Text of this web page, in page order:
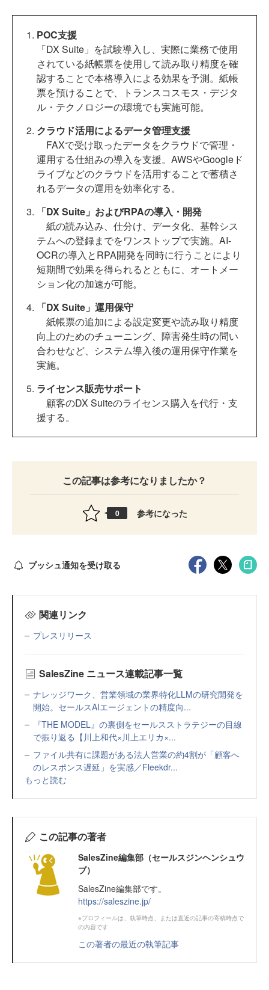
POC支援
「DX Suite」を試験導入し、実際に業務で使用
されている紙帳票を使用して読み取り精度を確
認することで本格導入による効果を予測。紙帳
票を預けることで、トランスコスモス・デジタ
ル・テクノロジーの環境でも実施可能。
クラウド活用によるデータ管理支援
FAXで受け取ったデータをクラウドで管理・
運用する仕組みの導入を支援。AWSやGoogleド
ライブなどのクラウドを活用することで蓄積さ
れるデータの運用を効率化する。
「DX Suite」およびRPAの導入・開発
紙の読み込み、仕分け、データ化、基幹シス
テムへの登録までをワンストップで実施。AI-
OCRの導入とRPA開発を同時に行うことにより
短期間で効果を得られるとともに、オートメー
ション化の加速が可能。
「DX Suite」運用保守
紙帳票の追加による設定変更や読み取り精度
向上のためのチューニング、障害発生時の問い
合わせなど、システム導入後の運用保守作業を
実施。
ライセンス販売サポート
顧客のDX Suiteのライセンス購入を代行・支
援する。
この記事は参考になりましたか？
0 参考になった
プッシュ通知を受け取る
関連リンク
プレスリリース
SalesZine ニュース連載記事一覧
ナレッジワーク、営業領域の業界特化LLMの研究開発を
開始。セールスAIエージェントの精度向...
『THE MODEL』の裏側をセールスストラテジーの目線
で振り返る【川上和代×川上エリカ×...
ファイル共有に課題がある法人営業の約4割が「顧客へ
のレスポンス遅延」を実感／Fleekdr...
もっと読む
この記事の著者
SalesZine編集部（セールスジンヘンシュウ
ブ）
SalesZine編集部です。
https://saleszine.jp/
※プロフィールは、執筆時点、または直近の記事の寄稿時点で
の内容です
この著者の最近の執筆記事